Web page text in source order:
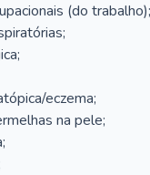
(do trabalho);
eczema;
na pele;